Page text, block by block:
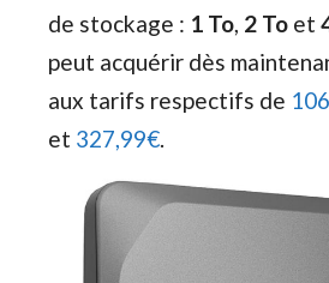
de stockage : 1 To, 2 To et
peut acquérir dès
aux tarifs respectifs de
et 327,99€.